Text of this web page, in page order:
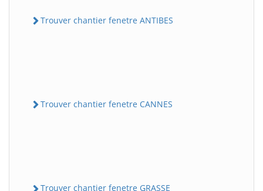
Trouver chantier fenetre ANTIBES
Trouver chantier fenetre CANNES
Trouver chantier fenetre GRASSE